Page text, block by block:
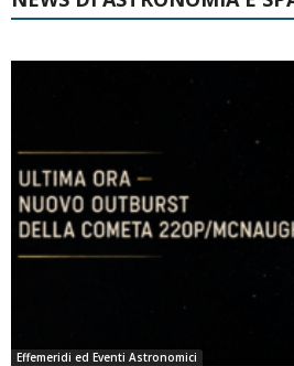
Effemeridi ed Eventi Astronomici